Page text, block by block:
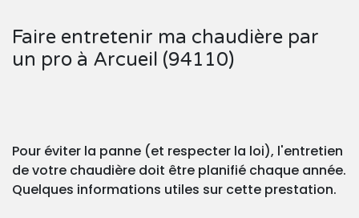
Faire entretenir ma chaudière par
un pro à Arcueil (94110)
Pour éviter la panne (et respecter la loi), l'entretien
de votre chaudière doit être planifié chaque année.
Quelques informations utiles sur cette prestation.